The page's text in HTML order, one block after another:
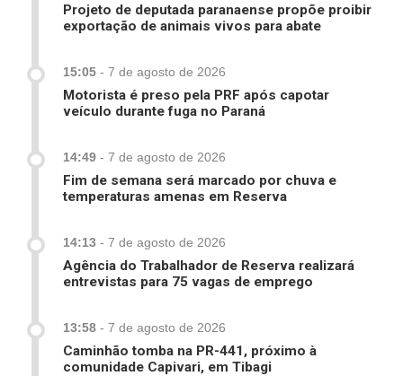
Projeto de deputada paranaense propõe proibir
exportação de animais vivos para abate
15:05 - 7 de agosto de 2026
Motorista é preso pela PRF após capotar
veículo durante fuga no Paraná
14:49 - 7 de agosto de 2026
Fim de semana será marcado por chuva e
temperaturas amenas em Reserva
14:13 - 7 de agosto de 2026
Agência do Trabalhador de Reserva realizará
entrevistas para 75 vagas de emprego
13:58 - 7 de agosto de 2026
Caminhão tomba na PR-441, próximo à
comunidade Capivari, em Tibagi